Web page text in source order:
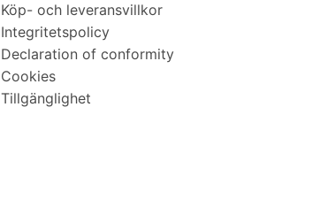
Köp- och leveransvillkor
Integritetspolicy
Declaration of conformity
Cookies
Tillgänglighet